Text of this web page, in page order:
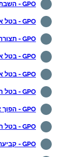
GPO - השבת את ההתקנה של הרחבות Chrome
GPO - בטל את מנהל הסיסמאות של Chrome
GPO - תצורת מוזילה פיירפוקס
GPO - בטל את ההתקנה של הרחבות Firefox
GPO - בטל את מנהל הסיסמאות של Firefox
GPO - בטל הפעלה אוטומטית והפעלה אוטומטית
GPO - הפוך את SMBvv1 ללא זמין
GPO - בטל חשבון אורח
GPO - קביעת התצורה של חומת האש